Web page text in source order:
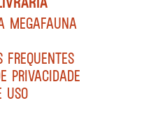
MEGAFAUNA
FREQUENTES
PRIVACIDADE
USO